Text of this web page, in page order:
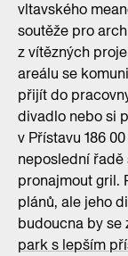
vltavského
soutěže pro
z vítězných
areálu se
přijít do
divadlo nebo si
v Přístavu 186
neposlední
pronajmout gril.
plánů, ale jeho
budoucna by
park s lepším